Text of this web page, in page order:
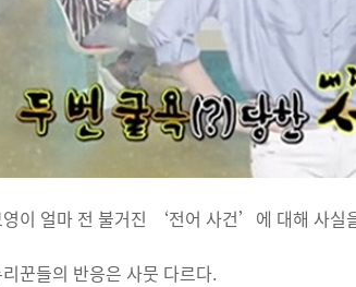
이 얼마 전 불거진 ‘전어 사건’에 대해 사실
꾼들의 반응은 사뭇 다르다.